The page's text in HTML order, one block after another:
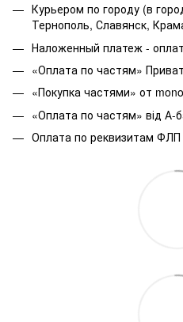
Курьером по городу (в
Тернополь, Славянск,
Наложенный платеж -
«Оплата по частям»
«Покупка частями» от
«Оплата по частям» від А-
Оплата по реквизитам ФЛП